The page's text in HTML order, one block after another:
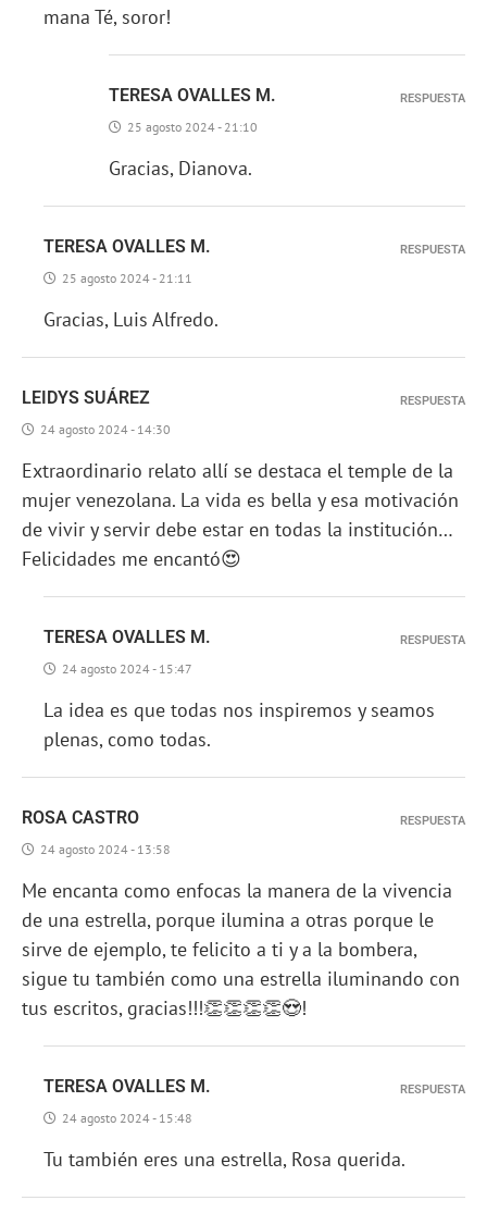
mana Té, soror!
TERESA OVALLES M.
25 agosto 2024 - 21:10
Gracias, Dianova.
RESPUESTA
TERESA OVALLES M.
25 agosto 2024 - 21:11
Gracias, Luis Alfredo.
RESPUESTA
LEIDYS SUÁREZ
24 agosto 2024 - 14:30
Extraordinario relato allí se destaca el temple de la
mujer venezolana. La vida es bella y esa motivación
de vivir y servir debe estar en todas la institución…
Felicidades me encantó😍
RESPUESTA
TERESA OVALLES M.
24 agosto 2024 - 15:47
La idea es que todas nos inspiremos y seamos
plenas, como todas.
RESPUESTA
ROSA CASTRO
24 agosto 2024 - 13:58
Me encanta como enfocas la manera de la vivencia
de una estrella, porque ilumina a otras porque le
sirve de ejemplo, te felicito a ti y a la bombera,
sigue tu también como una estrella iluminando con
tus escritos, gracias!!!👏👏👏👏😍!
RESPUESTA
TERESA OVALLES M.
24 agosto 2024 - 15:48
Tu también eres una estrella, Rosa querida.
RESPUESTA